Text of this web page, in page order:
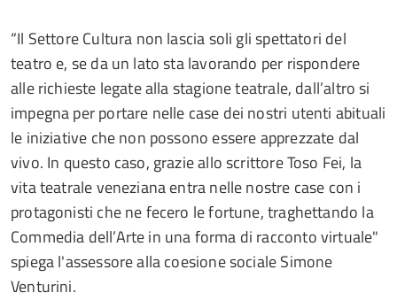
“Il Settore Cultura non lascia soli gli spettatori del
teatro e, se da un lato sta lavorando per rispondere
alle richieste legate alla stagione teatrale, dall’altro si
impegna per portare nelle case dei nostri utenti abituali
le iniziative che non possono essere apprezzate dal
vivo. In questo caso, grazie allo scrittore Toso Fei, la
vita teatrale veneziana entra nelle nostre case con i
protagonisti che ne fecero le fortune, traghettando la
Commedia dell’Arte in una forma di racconto virtuale"
spiega l'assessore alla coesione sociale Simone
Venturini.